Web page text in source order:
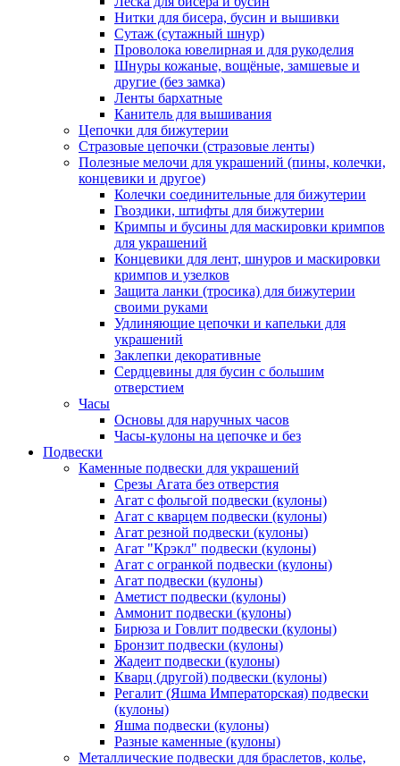
Нитки для бисера, бусин и вышивки
Сутаж (сутажный шнур)
Проволока ювелирная и для рукоделия
Шнуры кожаные, вощёные, замшевые и
другие (без замка)
Ленты бархатные
Канитель для вышивания
Цепочки для бижутерии
Стразовые цепочки (стразовые ленты)
Полезные мелочи для украшений (пины, колечки,
концевики и другое)
Колечки соединительные для бижутерии
Гвоздики, штифты для бижутерии
Кримпы и бусины для маскировки кримпов
для украшений
Концевики для лент, шнуров и маскировки
кримпов и узелков
Защита ланки (тросика) для бижутерии
своими руками
Удлиняющие цепочки и капельки для
украшений
Заклепки декоративные
Сердцевины для бусин с большим
отверстием
Часы
Основы для наручных часов
Часы-кулоны на цепочке и без
Подвески
Каменные подвески для украшений
Срезы Агата без отверстия
Агат с фольгой подвески (кулоны)
Агат с кварцем подвески (кулоны)
Агат резной подвески (кулоны)
Агат "Крэкл" подвески (кулоны)
Агат с огранкой подвески (кулоны)
Агат подвески (кулоны)
Аметист подвески (кулоны)
Аммонит подвески (кулоны)
Бирюза и Говлит подвески (кулоны)
Бронзит подвески (кулоны)
Жадеит подвески (кулоны)
Кварц (другой) подвески (кулоны)
Регалит (Яшма Императорская) подвески
(кулоны)
Яшма подвески (кулоны)
Разные каменные (кулоны)
Металлические подвески для браслетов, колье,